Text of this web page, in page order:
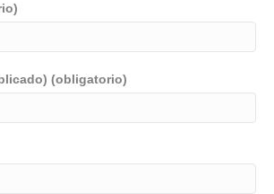
(obligatorio)